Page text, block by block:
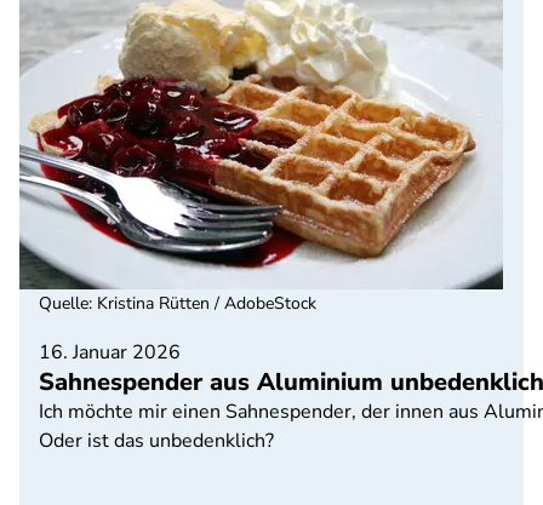
16. Januar 2026
Sahnespender aus Aluminium
Ich möchte mir einen Sahnespender, der innen aus
Oder ist das unbedenklich?
Quelle: Kristina Rütten / AdobeStock